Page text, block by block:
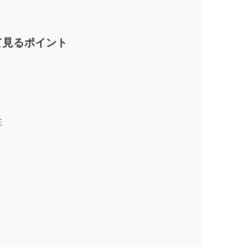
るポイント